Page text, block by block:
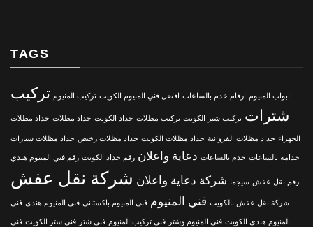
TAGS
ابواب المنيوم ارقام خدم بالساعات افضل فني المنيوم الكويت تركيب المنيوم تركيب
شترات تركيب شتر الكويت تركيب مظلات حداد الكويت حداد مظلات حداد مظلات
الجهراء حداد مظلات الفروانية حداد مظلات الكويت حداد مظلات رخيص حداد مظلات سيارات
خدامه بالساعات خدم بالساعات دعاية واعلان رقم حداد الكويت رقم فني المنيوم هندي
رقم نقل عفش سيجما شركة دعاية واعلان شركة نقل عفش
شركة نقل عفش بالكويت فني المنيوم فني المنيوم باكستاني فني المنيوم هندي فني
المنيوم هندي الكويت فني المنيوم وشتر فني تركيب المنيوم فني شتر فني شتر الكويت فني